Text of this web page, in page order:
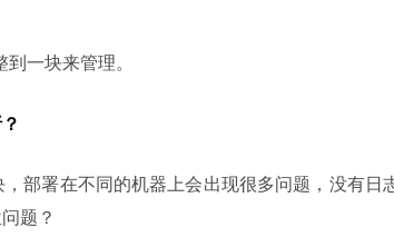
一块来管理。
部署在不同的机器上会出现很多问题，没有日
题？